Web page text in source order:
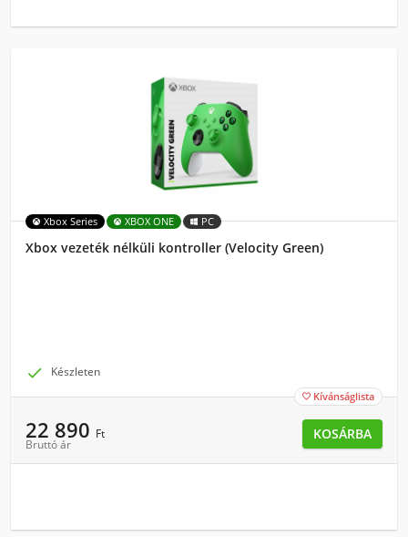
Xbox Series XBOX ONE PC
Xbox vezeték nélküli kontroller (Velocity Green)
 Készleten
 Kívánságlista
22 890 Ft
Bruttó ár
KOSÁRBA